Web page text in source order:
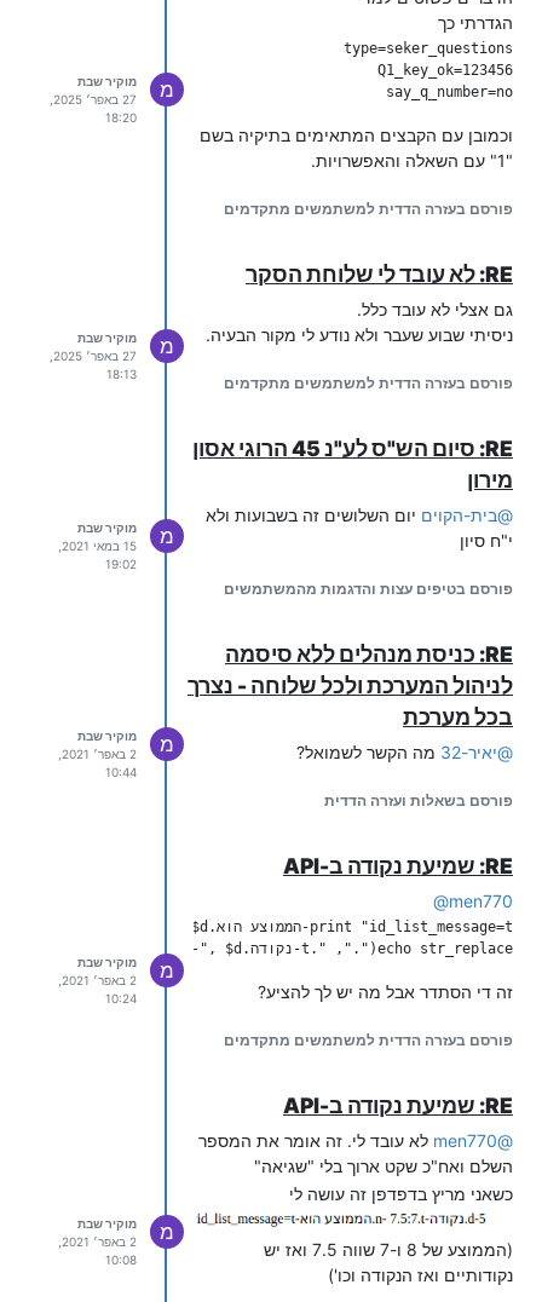
הגדרתי כך
say_q_number=no
וכמובן עם הקבצים המתאימים בתיקיה בשם
"1" עם השאלה והאפשרויות.
פורסם בעזרה הדדית למשתמשים מתקדמים
מ
מוקיר שבת
18:20
RE: לא עובד לי שלוחת הסקר
גם אצלי לא עובד כלל.
ניסיתי שבוע שעבר ולא נודע לי מקור הבעיה.
פורסם בעזרה הדדית למשתמשים מתקדמים
מ
מוקיר שבת
18:13
RE: סיום הש"ס לע"נ 45 הרוגי אסון
מירון
@בית-הקוים יום השלושים זה בשבועות ולא
י"ח סיון
פורסם בטיפים עצות והדגמות מהמשתמשים
מ
מוקיר שבת
19:02
RE: כניסת מנהלים ללא סיסמה
לניהול המערכת ולכל שלוחה - נצרך
בכל מערכת
@יאיר-32 מה הקשר לשמואל?
פורסם בשאלות ועזרה הדדית
מ
מוקיר שבת
10:44
RE: שמיעת נקודה ב-API
@men770
echo str_replace(".", ".t-נקודה.d-", $d);
זה די הסתדר אבל מה יש לך להציע?
פורסם בעזרה הדדית למשתמשים מתקדמים
מ
מוקיר שבת
10:24
RE: שמיעת נקודה ב-API
@
men770 לא עובד לי. זה אומר את המספר
השלם ואח"כ שקט ארוך בלי "שגיאה"
כשאני מריץ בדפדפן זה עושה לי
(הממוצע של 8 ו-7 שווה 7.5 ואז יש
נקודותיים ואז הנקודה וכו')
מ
מוקיר שבת
10:08